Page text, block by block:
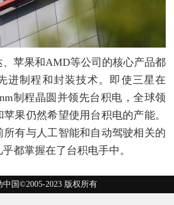
、苹果和AMD等公司的核心产品都
进制程和封装技术。即使三星在
制程晶圆并领先台积电，全球领
果仍然希望使用台积电的产能。
所有与人工智能和自动驾驶相关的
都掌握在了台积电手中。
中国©2005-2023 版权所有